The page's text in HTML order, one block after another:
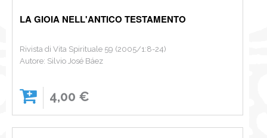
LA GIOIA NELL'ANTICO TESTAMENTO
Rivista di Vita Spirituale 59 (2005/1:8-24)
Autore: Silvio José Báez
4,00 €